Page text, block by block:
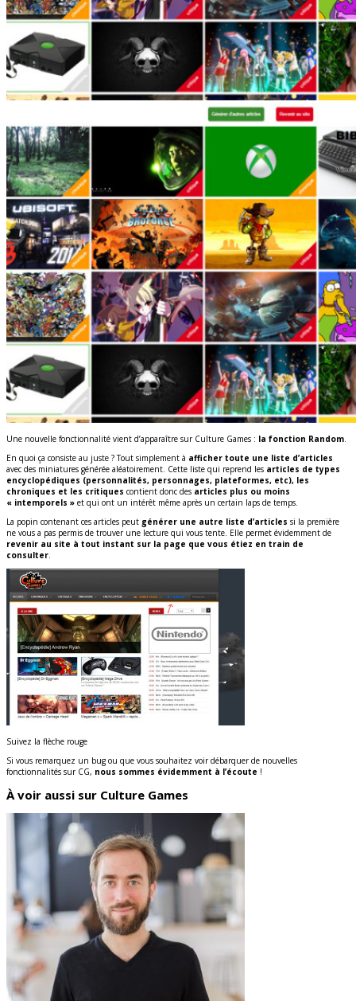
Une nouvelle fonctionnalité vient d’apparaître sur Culture Games : la fonction Random.
En quoi ça consiste au juste ? Tout simplement à afficher toute une liste d’articles
avec des miniatures générée aléatoirement. Cette liste qui reprend les articles de types
encyclopédiques (personnalités, personnages, plateformes, etc), les
chroniques et les critiques contient donc des articles plus ou moins
« intemporels » et qui ont un intérêt même après un certain laps de temps.
La popin contenant ces articles peut générer une autre liste d’articles si la première
ne vous a pas permis de trouver une lecture qui vous tente. Elle permet évidemment de
revenir au site à tout instant sur la page que vous étiez en train de
consulter.
Suivez la flèche rouge
Si vous remarquez un bug ou que vous souhaitez voir débarquer de nouvelles
fonctionnalités sur CG, nous sommes évidemment à l’écoute !
À voir aussi sur Culture Games